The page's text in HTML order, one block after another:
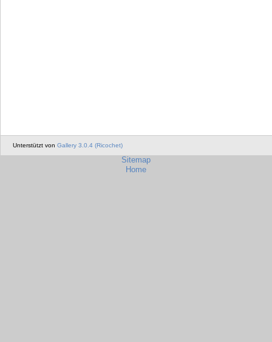
Unterstützt von Gallery 3.0.4 (Ricochet)
Sitemap
Home